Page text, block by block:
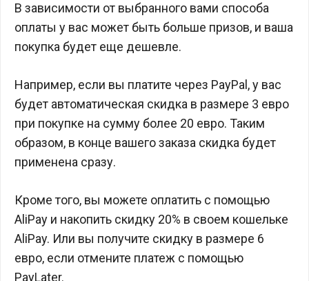
В зависимости от выбранного вами способа
оплаты у вас может быть больше призов, и ваша
покупка будет еще дешевле.
Например, если вы платите через PayPal, у вас
будет автоматическая скидка в размере 3 евро
при покупке на сумму более 20 евро. Таким
образом, в конце вашего заказа скидка будет
применена сразу.
Кроме того, вы можете оплатить с помощью
AliPay и накопить скидку 20% в своем кошельке
AliPay. Или вы получите скидку в размере 6
евро, если отмените платеж с помощью
PayLater.